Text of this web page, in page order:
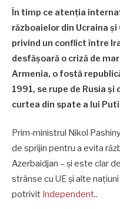
În timp ce atenția
războaielor din Ucraina
privind un conflict între
desfășoară o criză de
Armenia, o fostă
1991, se rupe de Rusia
curtea din spate a lui
Prim-ministrul Nikol
de sprijin pentru a evita
Azerbaidjan – și este clar
strânse cu UE și alte
potrivit Independent..